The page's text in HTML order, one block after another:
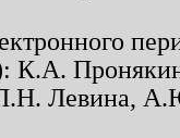
К.А.
Левина,